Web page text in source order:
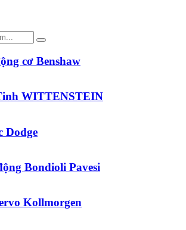
cơ Benshaw
WITTENSTEIN
Dodge
Bondioli Pavesi
Kollmorgen